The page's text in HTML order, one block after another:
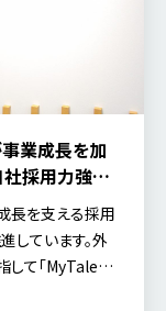
業成長を加
採用力強化
長を支える採用
しています。外
して「MyTalent